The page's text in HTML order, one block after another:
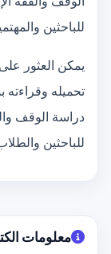
للباحثين
تحميله
دراسة الوقف
للباحثين
معلومات